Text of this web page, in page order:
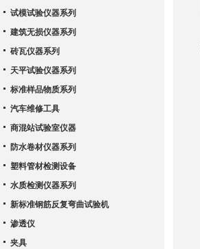
试模试验仪器系列
建筑无损仪器系列
砖瓦仪器系列
天平试验仪器系列
标准样品物质系列
汽车维修工具
商混站试验室仪器
防水卷材仪器系列
塑料管材检测设备
水质检测仪器系列
新标准钢筋反复弯曲试验机
渗透仪
夹具